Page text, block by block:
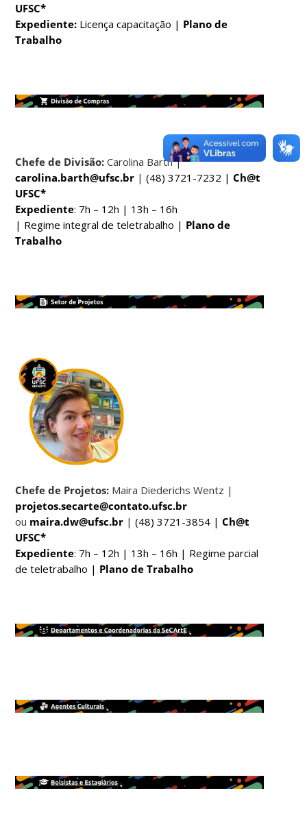
UFSC*
Expediente: Licença capacitação | Plano de
Trabalho
Chefe de Divisão: Carolina Barth |
carolina.barth@ufsc.br |(48) 3721-7232 |Ch@t
UFSC*
Expediente: 7h – 12h | 13h – 16h
| Regime integral de teletrabalho | Plano de
Trabalho
Chefe de Projetos: Maira Diederichs Wentz |
projetos.secarte@contato.ufsc.br
ou maira.dw@ufsc.br |(48) 3721-3854 |Ch@t
UFSC*
Expediente: 7h – 12h | 13h – 16h | Regime parcial
de teletrabalho | Plano de Trabalho